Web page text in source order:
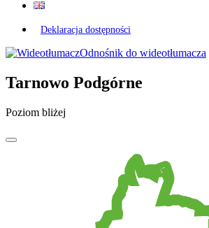
Deklaracja dostępności
Odnośnik do wideotłumacza
Tarnowo Podgórne
Poziom bliżej